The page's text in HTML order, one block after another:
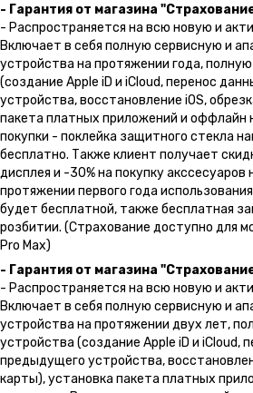
- Гарантия от магазина
- Распространяется на всю новую и
Включает в себя полную сервисную и
устройства на протяжении года,
(создание Apple iD и iCloud, перенос
устройства, восстановление iOS,
пакета платных приложений и оффлайн
покупки - поклейка защитного стекла
бесплатно. Также клиент получает
дисплея и -30% на покупку акссесуаров
протяжении первого года
будет бесплатной, также бесплатная
розбитии. (Страхование доступно для
Pro Max)
- Гарантия от магазина
- Распространяется на всю новую и
Включает в себя полную сервисную и
устройства на протяжении двух лет,
устройства (создание Apple iD и iCloud,
предыдущего устройства,
карты), установка пакета платных